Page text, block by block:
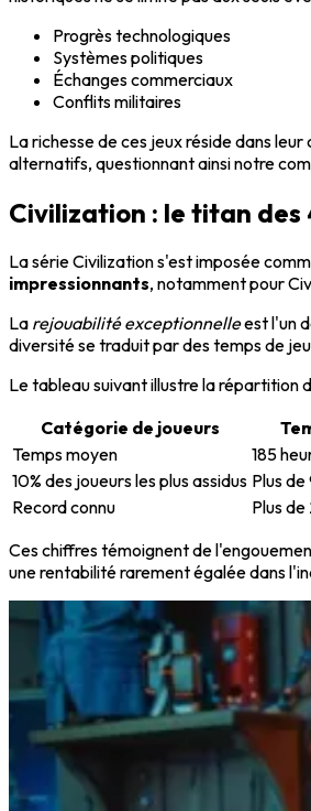
Progrès technologiques
Systèmes politiques
Échanges commerciaux
Conflits militaires
La richesse de ces jeux réside dans
alternatifs, questionnant ainsi notre
Civilization : le titan des
La série Civilization s'est imposée
impressionnants, notamment pour
La rejouabilité exceptionnelleest l'un
diversité se traduit par des temps de
Le tableau suivant illustre la répartition
Catégorie de joueurs
Temps moyen
185
10% des joueurs les plus assidus Plus
Record connu
Plus
Ces chiffres témoignent de
une rentabilité rarement égalée dans